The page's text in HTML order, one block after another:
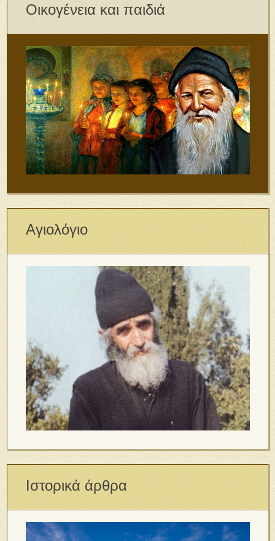
Οικογένεια και παιδιά
Αγιολόγιο
Ιστορικά άρθρα